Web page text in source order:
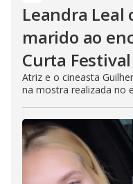
Leandra Leal
marido ao
Curta
Atriz e o cineasta
na mostra realizada no